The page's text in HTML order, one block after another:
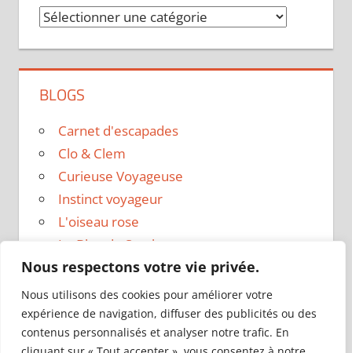
Nous respectons votre vie privée.
Nous utilisons des cookies pour améliorer votre
expérience de navigation, diffuser des publicités ou des
contenus personnalisés et analyser notre trafic. En
Catégories
BLOGS
Carnet d'escapades
Clo & Clem
Curieuse Voyageuse
Instinct voyageur
L'oiseau rose
Le Blog de Sarah
Le sac a dos
Madame Oreille
Voyages et Vagabondages